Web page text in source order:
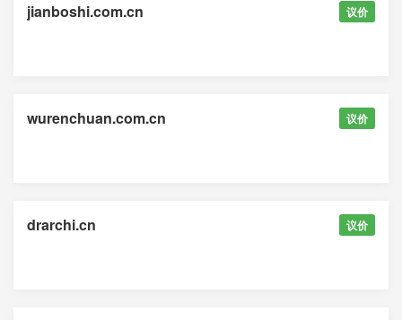
jianboshi.com.cn 议价
wurenchuan.com.cn 议价
drarchi.cn 议价